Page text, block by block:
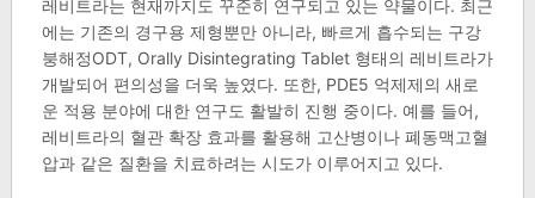
레비트라는 현재까지도 꾸준히 연구되고 있는 약물이다. 최근
에는 기존의 경구용 제형뿐만 아니라, 빠르게 흡수되는 구강
붕해정ODT, Orally Disintegrating Tablet 형태의 레비트라가
개발되어 편의성을 더욱 높였다. 또한, PDE5 억제제의 새로
운 적용 분야에 대한 연구도 활발히 진행 중이다. 예를 들어,
레비트라의 혈관 확장 효과를 활용해 고산병이나 폐동맥고혈
압과 같은 질환을 치료하려는 시도가 이루어지고 있다.